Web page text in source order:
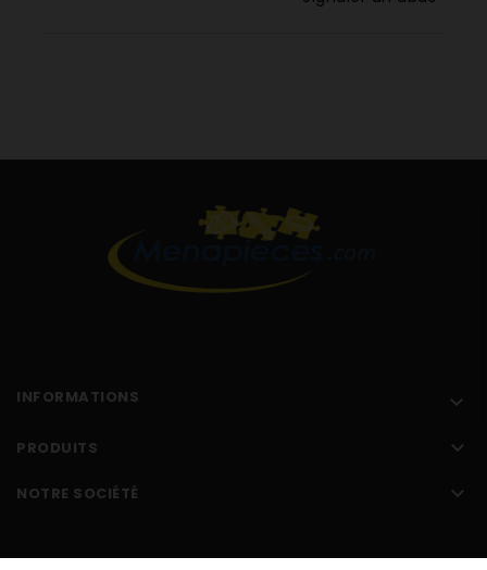
Whirlpool 851903429000 AWF034
Whirlpool 851903529000 P510
Whirlpool 851903629000 P520
Whirlpool 851904629120 P318
Whirlpool 851975029000 EC21
Whirlpool 851975129000 EC32
Whirlpool 851975429000 CP60
INFORMATIONS 
PRODUITS 
NOTRE SOCIÉTÉ 